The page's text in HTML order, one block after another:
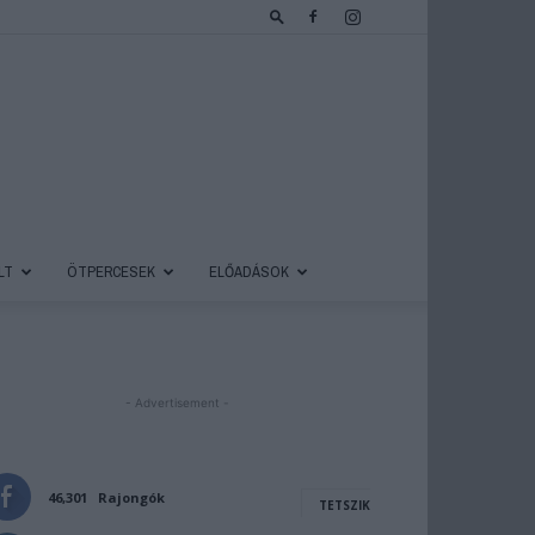
ÖTPERCESEK ELŐADÁSOK
- Advertisement -
46,301 Rajongók TETSZIK